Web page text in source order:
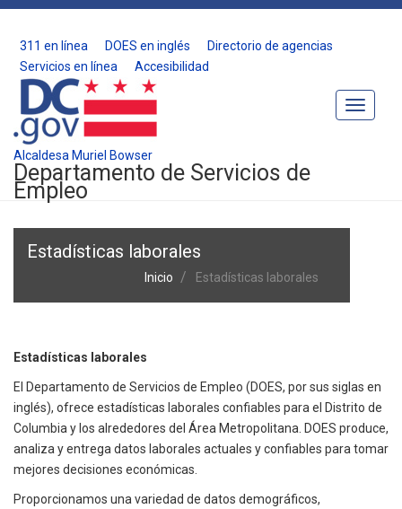
311 en línea DOES en inglés
Directorio de agencias
Servicios en línea
Accesibilidad
Toggle
Alcaldesa Muriel Bowser
Departamento de Servicios de
Empleo
Estadísticas laborales
Inicio Estadísticas laborales
Estadísticas laborales
El Departamento de Servicios de Empleo (DOES, por sus siglas en
inglés), ofrece estadísticas laborales confiables para el Distrito de
Columbia y los alrededores del Área Metropolitana. DOES produce,
analiza y entrega datos laborales actuales y confiables para tomar
mejores decisiones económicas.
Proporcionamos una variedad de datos demográficos,